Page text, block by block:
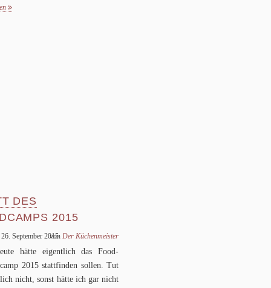
DES
2015
eute hätte eigent­lich das Food­
camp 2015statt­fin­den sol­len. Tut
nicht, sonst hätte ich gar nicht
September 2015
von Der Küchenmeister